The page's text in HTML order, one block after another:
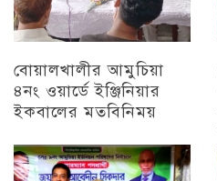
বোয়ালখালীর আমুচিয়া
৪নং ওয়ার্ডে ইঞ্জিনিয়ার
ইকবালের মতবিনিময়
চট্টগ্রাম